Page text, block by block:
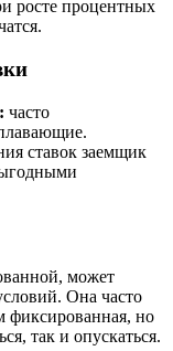
росте процентных
часто
ставок заемщик
может
Она часто
фиксированная, но
так и опускаться.